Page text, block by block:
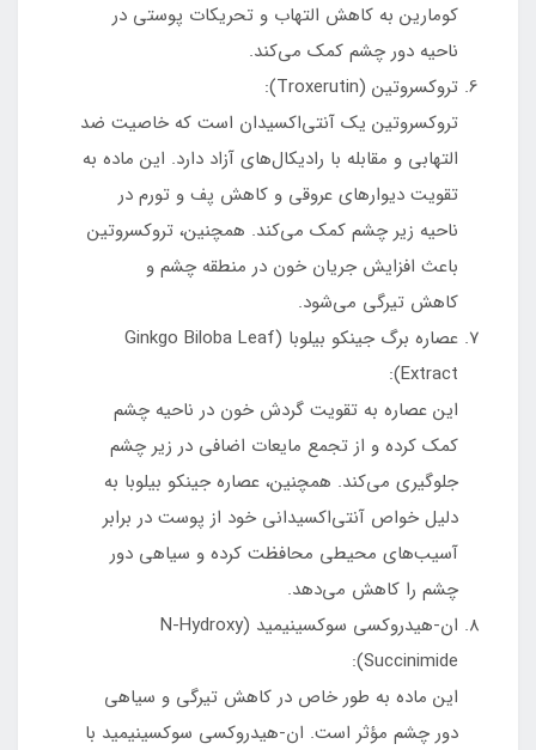
کومارین به کاهش التهاب و تحریکات پوستی در
ناحیه دور چشم کمک می‌کند.
تروکسروتین (Troxerutin):
تروکسروتین یک آنتی‌اکسیدان است که خاصیت ضد
التهابی و مقابله با رادیکال‌های آزاد دارد. این ماده به
تقویت دیوارهای عروقی و کاهش پف و تورم در
ناحیه زیر چشم کمک می‌کند. همچنین، تروکسروتین
باعث افزایش جریان خون در منطقه چشم و
کاهش تیرگی می‌شود.
عصاره برگ جینکو بیلوبا (Ginkgo Biloba Leaf
Extract):
این عصاره به تقویت گردش خون در ناحیه چشم
کمک کرده و از تجمع مایعات اضافی در زیر چشم
جلوگیری می‌کند. همچنین، عصاره جینکو بیلوبا به
دلیل خواص آنتی‌اکسیدانی خود از پوست در برابر
آسیب‌های محیطی محافظت کرده و سیاهی دور
چشم را کاهش می‌دهد.
ان-هیدروکسی سوکسینیمید (N-Hydroxy
Succinimide):
این ماده به طور خاص در کاهش تیرگی و سیاهی
دور چشم مؤثر است. ان-هیدروکسی سوکسینیمید با